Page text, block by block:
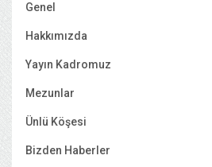
Genel
Hakkımızda
Yayın Kadromuz
Mezunlar
Ünlü Köşesi
Bizden Haberler